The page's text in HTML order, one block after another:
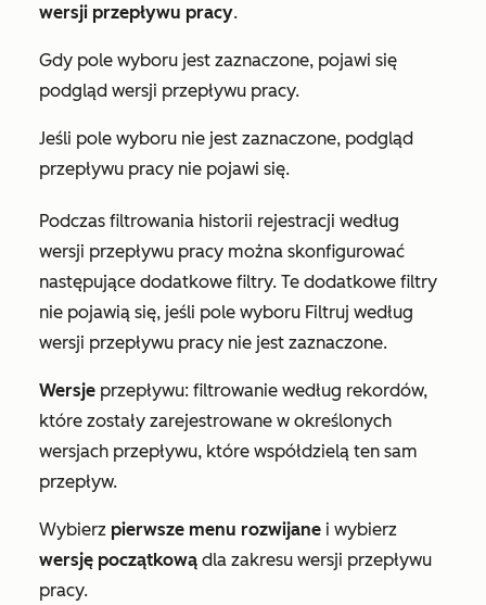
wersji przepływu pracy.
Gdy pole wyboru jest zaznaczone, pojawi się
podgląd wersji przepływu pracy.
Jeśli pole wyboru nie jest zaznaczone, podgląd
przepływu pracy nie pojawi się.
Podczas filtrowania historii rejestracji według
wersji przepływu pracy można skonfigurować
następujące dodatkowe filtry. Te dodatkowe filtry
nie pojawią się, jeśli pole wyboru Filtruj według
wersji przepływu pracy nie jest zaznaczone.
Wersje przepływu: filtrowanie według rekordów,
które zostały zarejestrowane w określonych
wersjach przepływu, które współdzielą ten sam
przepływ.
Wybierz pierwsze menu rozwijane i wybierz
wersję początkową dla zakresu wersji przepływu
pracy.